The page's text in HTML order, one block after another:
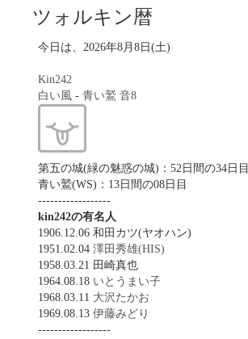
ツォルキン暦
今日は、2026年8月8日(土)
Kin242
白い風 - 青い鷲 音8
第五の城(緑の魅惑の城)：52日間の34日目
青い鷲(WS)：13日間の08日目
------------------
kin242の有名人
1906.12.06 和田カツ(ヤオハン)
1951.02.04 澤田秀雄(HIS)
1958.03.21 田崎真也
1964.08.18 いとうまい子
1968.03.11 大沢たかお
1969.08.13 伊藤みどり
------------------